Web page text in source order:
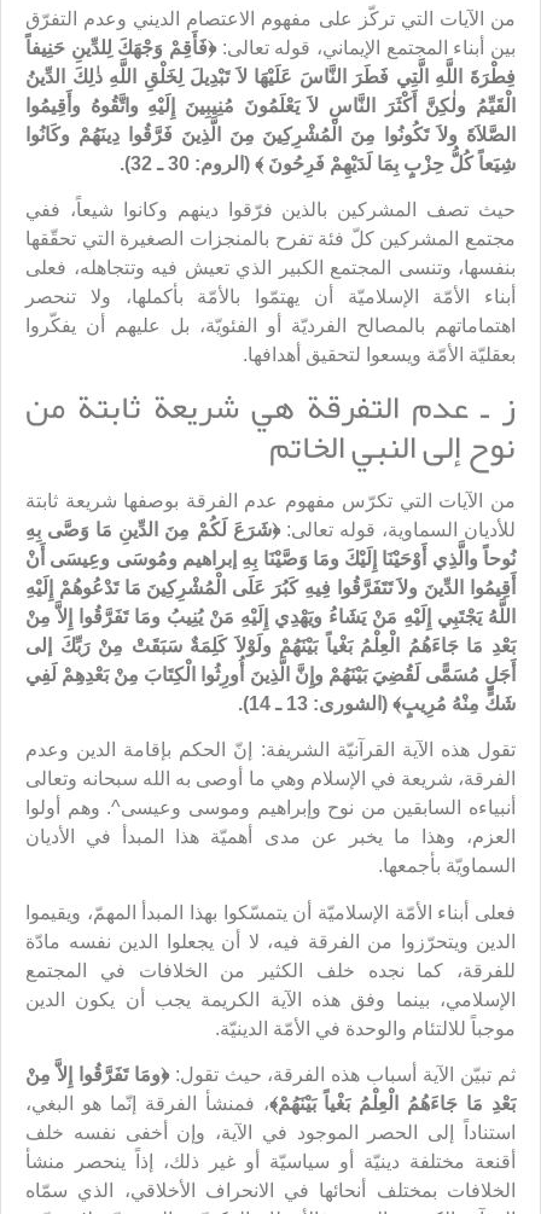
من الآيات التي تركّز على مفهوم الاعتصام الديني وعدم التفرّق
بين أبناء المجتمع الإيماني، قوله تعالى:﴿فَأَقِمْ وَجْهَكَ لِلدِّينِ حَنِيفاً
فِطْرَةَ اللَّهِ الَّتِي فَطَرَ النَّاسَ عَلَيْهَا لاَ تَبْدِيلَ لِخَلْقِ اللَّهِ ذٰلِكَ الدِّينُ
الْقَيِّمُ ولٰكِنَّ أَكْثَرَ النَّاسِ لاَ يَعْلَمُونَ مُنِيبِينَ إِلَيْهِ واتَّقُوهُ وأَقِيمُوا
الصَّلاَةَ ولاَ تَكُونُوا مِنَ الْمُشْرِكِينَ مِنَ الَّذِينَ فَرَّقُوا دِينَهُمْ وكَانُوا
شِيَعاً كُلُّ حِزْبٍ بِمَا لَدَيْهِمْ فَرِحُونَ ﴾ (الروم: 30 ـ 32).
حيث تصف المشركين بالذين فرّقوا دينهم وكانوا شيعاً، ففي
مجتمع المشركين كلّ فئة تفرح بالمنجزات الصغيرة التي تحقّقها
بنفسها، وتنسى المجتمع الكبير الذي تعيش فيه وتتجاهله، فعلى
أبناء الأمّة الإسلاميّة أن يهتمّوا بالأمّة بأكملها، ولا تنحصر
اهتماماتهم بالمصالح الفرديّة أو الفئويّة، بل عليهم أن يفكّروا
بعقليّة الأمّة ويسعوا لتحقيق أهدافها.
ز ـ عدم التفرقة هي شريعة ثابتة من
نوح إلى النبي الخاتم
من الآيات التي تكرّس مفهوم عدم الفرقة بوصفها شريعة ثابتة
للأديان السماوية، قوله تعالى:﴿شَرَعَ لَكُمْ مِنَ الدِّينِ مَا وَصَّى بِهِ
نُوحاً والَّذِي أَوْحَيْنَا إِلَيْكَ ومَا وَصَّيْنَا بِهِ إبراهيم ومُوسَى وعِيسَى أَنْ
أَقِيمُوا الدِّينَ ولاَ تَتَفَرَّقُوا فِيهِ كَبُرَ عَلَى الْمُشْرِكِينَ مَا تَدْعُوهُمْ إِلَيْهِ
اللَّهُ يَجْتَبِي إِلَيْهِ مَنْ يَشَاءُ ويَهْدِي إِلَيْهِ مَنْ يُنِيبُ ومَا تَفَرَّقُوا إِلاَّ مِنْ
بَعْدِ مَا جَاءَهُمُ الْعِلْمُ بَغْياً بَيْنَهُمْ ولَوْلاَ كَلِمَةٌ سَبَقَتْ مِنْ رَبِّكَ إلى
أَجَلٍ مُسَمًّى لَقُضِيَ بَيْنَهُمْ وإِنَّ الَّذِينَ أُورِثُوا الْكِتَابَ مِنْ بَعْدِهِمْ لَفِي
شَكٍّ مِنْهُ مُرِيبٍ﴾ (الشورى: 13 ـ 14).
تقول هذه الآية القرآنيّة الشريفة: إنّ الحكم بإقامة الدين وعدم
الفرقة، شريعة في الإسلام وهي ما أوصى به الله سبحانه وتعالى
أنبياءه السابقين من نوح وإبراهيم وموسى وعيسى^. وهم أولوا
العزم، وهذا ما يخبر عن مدى أهميّة هذا المبدأ في الأديان
السماويّة بأجمعها.
فعلى أبناء الأمّة الإسلاميّة أن يتمسّكوا بهذا المبدأ المهمّ، ويقيموا
الدين ويتحرّزوا من الفرقة فيه، لا أن يجعلوا الدين نفسه مادّة
للفرقة، كما نجده خلف الكثير من الخلافات في المجتمع
الإسلامي، بينما وفق هذه الآية الكريمة يجب أن يكون الدين
موجباً للالتئام والوحدة في الأمّة الدينيّة.
ثم تبيّن الآية أسباب هذه الفرقة، حيث تقول:﴿ومَا تَفَرَّقُوا إِلاَّ مِنْ
بَعْدِ مَا جَاءَهُمُ الْعِلْمُ بَغْياً بَيْنَهُمْ﴾، فمنشأ الفرقة إنّما هو البغي،
استناداً إلى الحصر الموجود في الآية، وإن أخفى نفسه خلف
أقنعة مختلفة دينيّة أو سياسيّة أو غير ذلك، إذاً ينحصر منشأ
الخلافات بمختلف أنحائها في الانحراف الأخلاقي، الذي سمّاه